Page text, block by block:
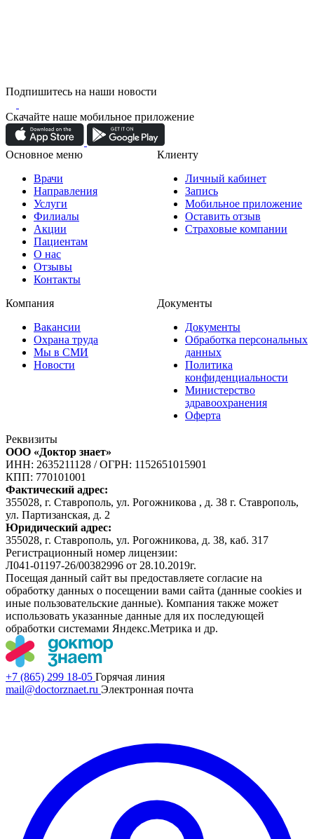
Подпишитесь на наши новости
Скачайте наше мобильное приложение
Основное меню
Врачи
Направления
Услуги
Филиалы
Акции
Пациентам
О нас
Отзывы
Контакты
Клиенту
Личный кабинет
Запись
Мобильное приложение
Оставить отзыв
Страховые компании
Компания
Вакансии
Охрана труда
Мы в СМИ
Новости
Документы
Документы
Обработка персональных
данных
Политика
конфиденциальности
Министерство
здравоохранения
Оферта
Реквизиты
ООО «Доктор знает»
ИНН: 2635211128 /ОГРН: 1152651015901
КПП: 770101001
Фактический адрес:
355028, г. Ставрополь, ул. Рогожникова , д. 38 г. Ставрополь,
ул. Партизанская, д. 2
Юридический адрес:
355028, г. Ставрополь, ул. Рогожникова, д. 38, каб. 317
Регистрационный номер лицензии:
Л041-01197-26/00382996 от 28.10.2019г.
Посещая данный сайт вы предоставляете согласие на
обработку данных о посещении вами сайта (данные cookies и
иные пользовательские данные). Компания также может
использовать указанные данные для их последующей
обработки системами Яндекс.Метрика и др.
+7 (865) 299 18-05 Горячая линия
mail@doctorznaet.ru Электронная почта